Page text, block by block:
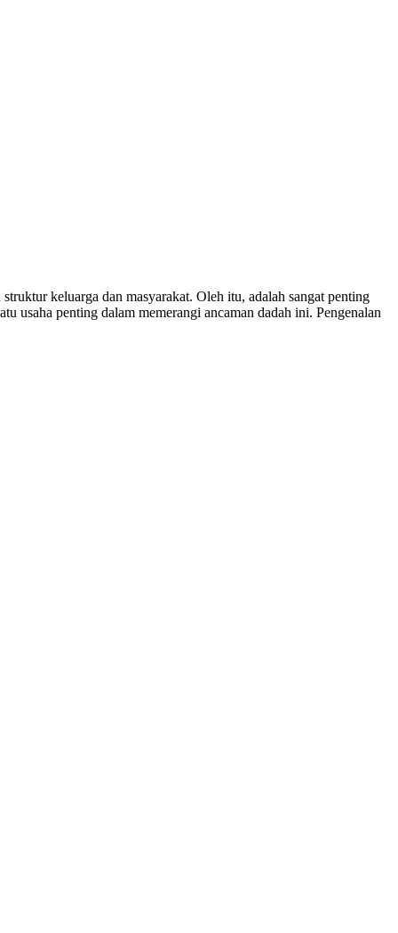
keluarga dan masyarakat. Oleh itu, adalah sangat penting
usaha penting dalam memerangi ancaman dadah ini. Pengenalan